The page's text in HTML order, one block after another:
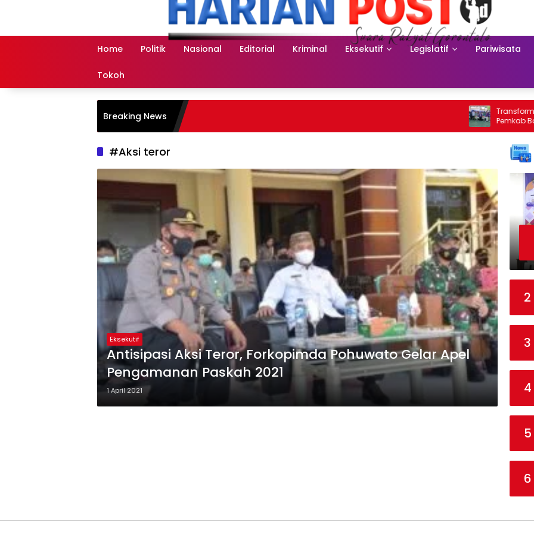
Home Politik Nasional Editorial Kriminal Eksekutif Legislatif Pariwisata
Tokoh
Breaking News
Transformasi
Pemkab Bone
Penilaian
#Aksi teror
Eksekutif
Antisipasi Aksi Teror, Forkopimda Pohuwato Gelar Apel
Pengamanan Paskah 2021
1 April 2021
2
3
4
5
6